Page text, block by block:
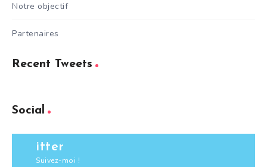
Notre objectif
Partenaires
Recent Tweets
Social
itter
Suivez-moi !